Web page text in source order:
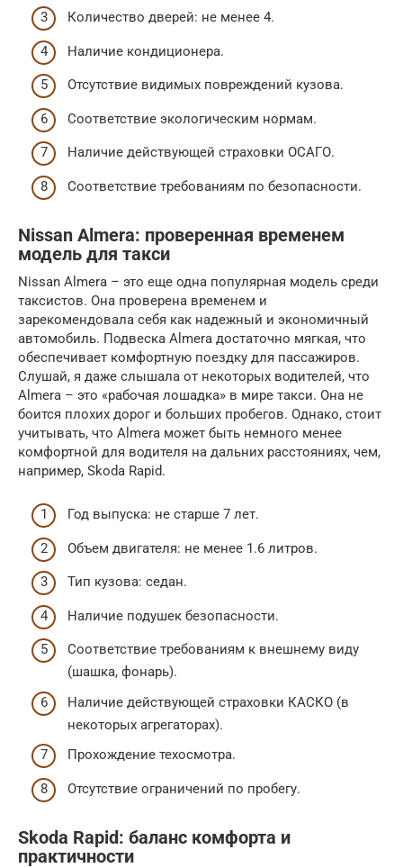
Количество дверей: не менее 4.
Наличие кондиционера.
Отсутствие видимых повреждений кузова.
Соответствие экологическим нормам.
Наличие действующей страховки ОСАГО.
Соответствие требованиям по безопасности.
Nissan Almera: проверенная временем
модель для такси
Nissan Almera – это еще одна популярная модель среди
таксистов. Она проверена временем и
зарекомендовала себя как надежный и экономичный
автомобиль. Подвеска Almera достаточно мягкая, что
обеспечивает комфортную поездку для пассажиров.
Слушай, я даже слышала от некоторых водителей, что
Almera – это «рабочая лошадка» в мире такси. Она не
боится плохих дорог и больших пробегов. Однако, стоит
учитывать, что Almera может быть немного менее
комфортной для водителя на дальних расстояниях, чем,
например, Skoda Rapid.
Год выпуска: не старше 7 лет.
Объем двигателя: не менее 1.6 литров.
Тип кузова: седан.
Наличие подушек безопасности.
Соответствие требованиям к внешнему виду
(шашка, фонарь).
Наличие действующей страховки КАСКО (в
некоторых агрегаторах).
Прохождение техосмотра.
Отсутствие ограничений по пробегу.
Skoda Rapid: баланс комфорта и
практичности